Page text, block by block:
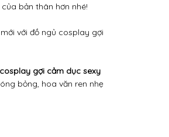
bản thân hơn nhé!
với đồ ngủ cosplay gợi
gợi cảm dục sexy
bỏng, hoa văn ren nhẹ